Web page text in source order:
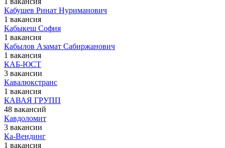
Кабушев Ринат Нуриманович
1 вакансия
Кабыкеш София
1 вакансия
Кабылов Азамат Сабиржанович
1 вакансия
КАБ-ЮСТ
3 вакансии
Кавалюкстранс
1 вакансия
КАВАЯ ГРУПП
48 вакансий
Кавдоломит
3 вакансии
Ка-Вендинг
1 вакансия